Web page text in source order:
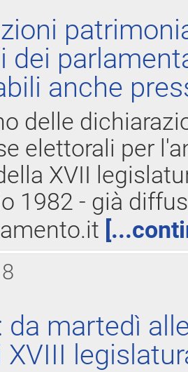
dei
anche
delle
elettorali per
XVII
1982 - già
da martedì